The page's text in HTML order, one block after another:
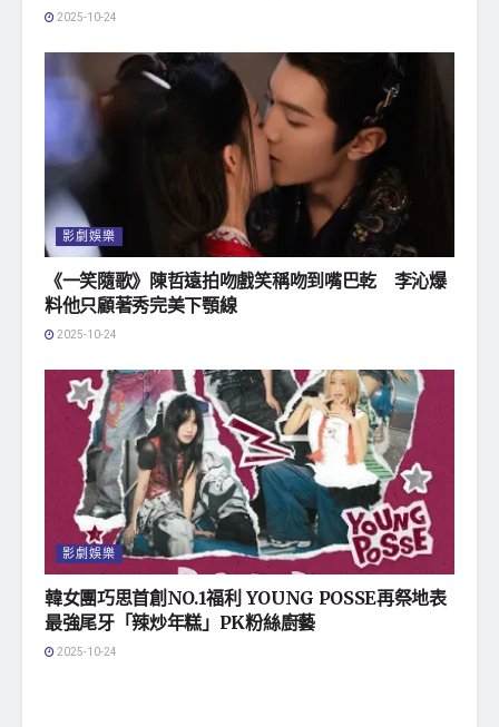
2025-10-24
影劇娛樂
《一笑隨歌》陳哲遠拍吻戲笑稱吻到嘴巴乾 李沁爆
料他只顧著秀完美下顎線
2025-10-24
影劇娛樂
韓女團巧思首創NO.1福利 YOUNG POSSE再祭地表
最強尾牙「辣炒年糕」PK粉絲廚藝
2025-10-24